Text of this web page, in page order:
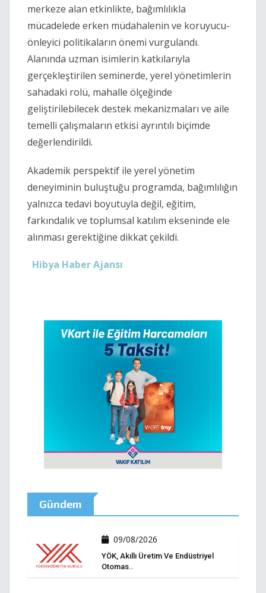
merkeze alan etkinlikte, bağımlılıkla
mücadelede erken müdahalenin ve koruyucu-
önleyici politikaların önemi vurgulandı.
Alanında uzman isimlerin katkılarıyla
gerçekleştirilen seminerde, yerel yönetimlerin
sahadaki rolü, mahalle ölçeğinde
geliştirilebilecek destek mekanizmaları ve aile
temelli çalışmaların etkisi ayrıntılı biçimde
değerlendirildi.
Akademik perspektif ile yerel yönetim
deneyiminin buluştuğu programda, bağımlılığın
yalnızca tedavi boyutuyla değil, eğitim,
farkındalık ve toplumsal katılım ekseninde ele
alınması gerektiğine dikkat çekildi.
Hibya Haber Ajansı
Gündem
09/08/2026
YÖK, Akıllı Üretim Ve Endüstriyel
Otomas..